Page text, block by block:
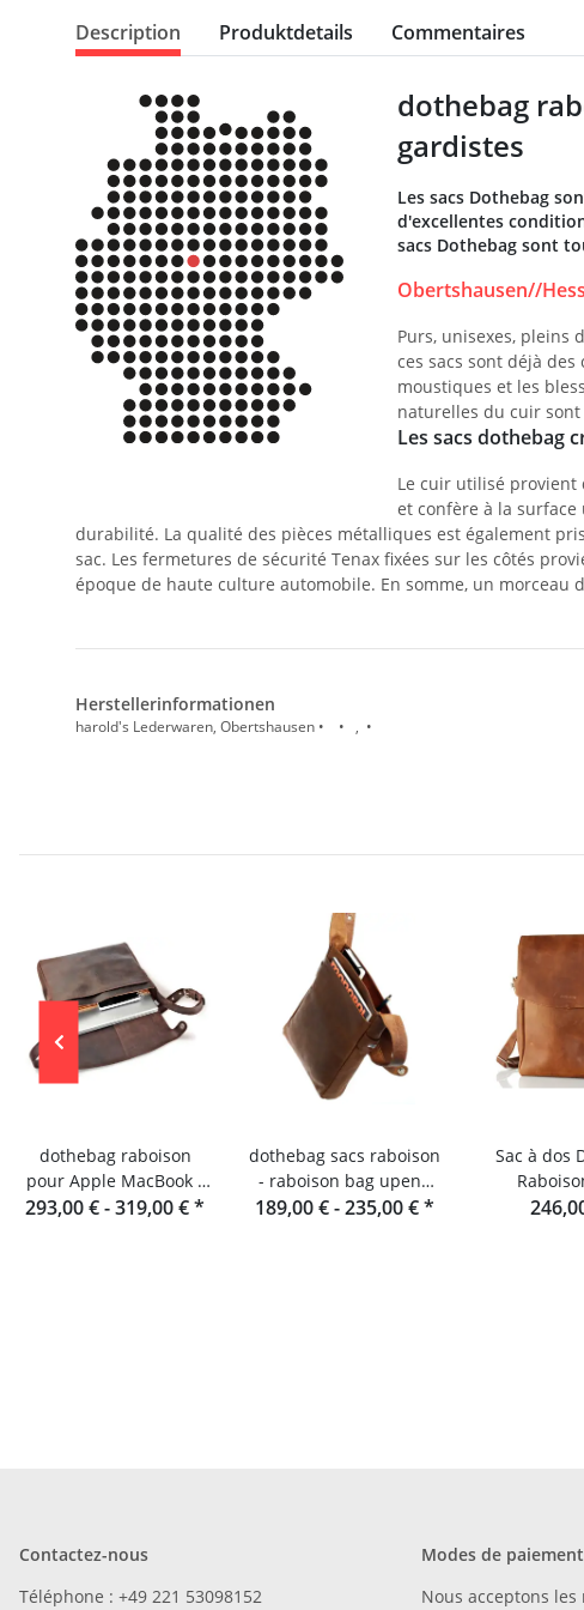
Description Produktdetails Commentaires
dothebag
gardistes
Les sacs Dothebag
d'excellentes
sacs Dothebag sont
Obertshausen//
Purs, unisexes, pleins
ces sacs sont déjà
moustiques et les
naturelles du cuir
Les sacs dothebag
Le cuir utilisé
et confère à la surface
durabilité. La qualité des pièces métalliques est également
sac. Les fermetures de sécurité Tenax fixées sur les côtés
époque de haute culture automobile. En somme, un morceau
Herstellerinformationen
harold's Lederwaren, Obertshausen • • , •
dothebag raboison
pour Apple MacBook -
Sacoche pour
293,00 € -319,00 €*
dothebag sacs raboison
- raboison bag upend
format portrait toro
189,00 € -235,00 €*
Sac à dos
Contactez-nous
Téléphone : +49 221 53098152
Modes de paiement
Nous acceptons